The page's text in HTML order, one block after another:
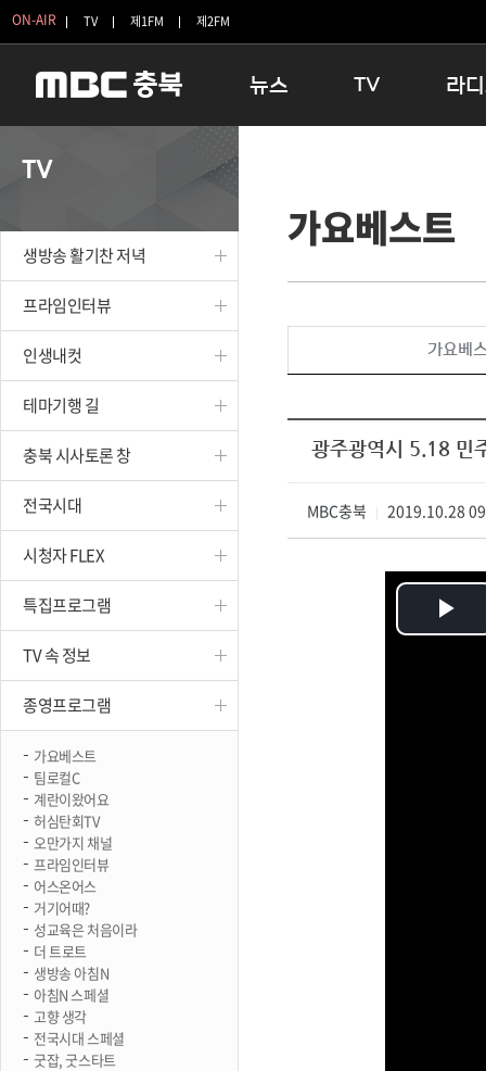
ON-AIR TV 제1FM 제2FM
뉴스
보은
옥천
TV
인생내컷
테마기행 길
시청자 FLEX
종영프로그램
라
16:00 완
우리 고
TV
생방송 활기찬 저녁
프라임인터뷰
인생내컷
테마기행 길
충북 시사토론 창
전국시대
시청자 FLEX
특집프로그램
TV 속 정보
종영프로그램
가요베스트
팀로컬C
계란이왔어요
허심탄회TV
오만가지 채널
프라임인터뷰
어스온어스
거기어때?
성교육은 처음이라
더 트로트
생방송 아침N
아침N 스페셜
고향 생각
전국시대 스페셜
굿잡, 굿스타트
가요베스트
가요베
광주광역시 5.18 민
MBC충북 2019.10.28